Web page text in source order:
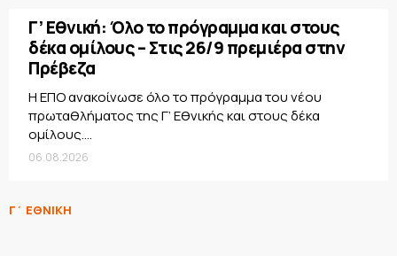
Γ’ Εθνική: Όλο το πρόγραμμα και στους
δέκα ομίλους – Στις 26/9 πρεμιέρα στην
Πρέβεζα
Η ΕΠΟ ανακοίνωσε όλο το πρόγραμμα του νέου
πρωταθλήματος της Γ’ Εθνικής και στους δέκα
ομίλους....
06.08.2026
Γ΄ ΕΘΝΙΚΗ